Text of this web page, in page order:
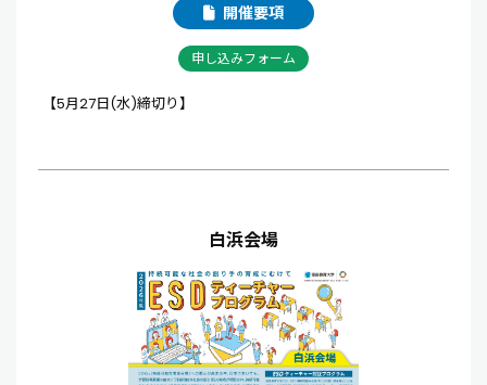
開催要項
申し込みフォーム
【5月27日(水)締切り】
白浜会場